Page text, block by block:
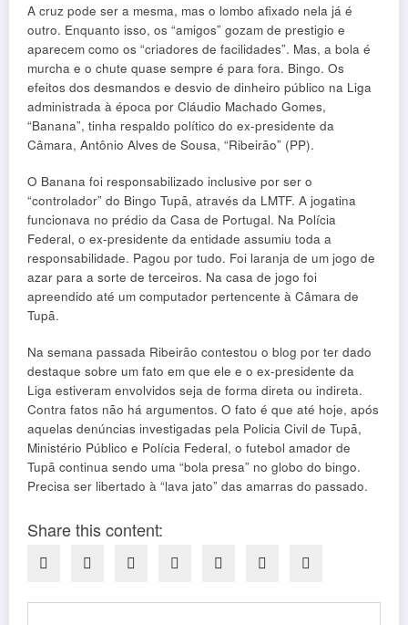
A cruz pode ser a mesma, mas o lombo afixado nela já é
outro. Enquanto isso, os “amigos” gozam de prestigio e
aparecem como os “criadores de facilidades”. Mas, a bola é
murcha e o chute quase sempre é para fora. Bingo. Os
efeitos dos desmandos e desvio de dinheiro público na Liga
administrada à época por Cláudio Machado Gomes,
“Banana”, tinha respaldo político do ex-presidente da
Câmara, Antônio Alves de Sousa, “Ribeirão” (PP).
O Banana foi responsabilizado inclusive por ser o
“controlador” do Bingo Tupã, através da LMTF. A jogatina
funcionava no prédio da Casa de Portugal. Na Polícia
Federal, o ex-presidente da entidade assumiu toda a
responsabilidade. Pagou por tudo. Foi laranja de um jogo de
azar para a sorte de terceiros. Na casa de jogo foi
apreendido até um computador pertencente à Câmara de
Tupã.
Na semana passada Ribeirão contestou o blog por ter dado
destaque sobre um fato em que ele e o ex-presidente da
Liga estiveram envolvidos seja de forma direta ou indireta.
Contra fatos não há argumentos. O fato é que até hoje, após
aquelas denúncias investigadas pela Policia Civil de Tupã,
Ministério Público e Polícia Federal, o futebol amador de
Tupã continua sendo uma “bola presa” no globo do bingo.
Precisa ser libertado à “lava jato” das amarras do passado.
Share this content: